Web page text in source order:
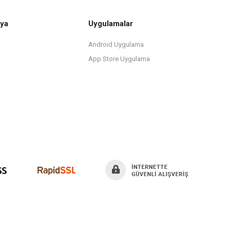
Uygulamalar
Android Uygulama
App Store Uygulama